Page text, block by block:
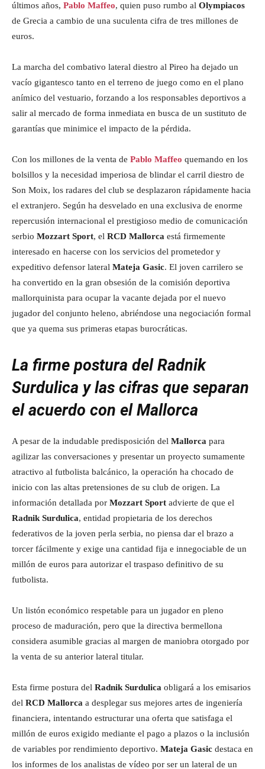
últimos años, Pablo Maffeo, quien puso rumbo al Olympiacos
de Grecia a cambio de una suculenta cifra de tres millones de
euros.
La marcha del combativo lateral diestro al Pireo ha dejado un
vacío gigantesco tanto en el terreno de juego como en el plano
anímico del vestuario, forzando a los responsables deportivos a
salir al mercado de forma inmediata en busca de un sustituto de
garantías que minimice el impacto de la pérdida.
Con los millones de la venta de Pablo Maffeo quemando en los
bolsillos y la necesidad imperiosa de blindar el carril diestro de
Son Moix, los radares del club se desplazaron rápidamente hacia
el extranjero. Según ha desvelado en una exclusiva de enorme
repercusión internacional el prestigioso medio de comunicación
serbio Mozzart Sport, el RCD Mallorca está firmemente
interesado en hacerse con los servicios del prometedor y
expeditivo defensor lateral Mateja Gasic. El joven carrilero se
ha convertido en la gran obsesión de la comisión deportiva
mallorquinista para ocupar la vacante dejada por el nuevo
jugador del conjunto heleno, abriéndose una negociación formal
que ya quema sus primeras etapas burocráticas.
La firme postura del Radnik
Surdulica y las cifras que separan
el acuerdo con el Mallorca
A pesar de la indudable predisposición del Mallorca para
agilizar las conversaciones y presentar un proyecto sumamente
atractivo al futbolista balcánico, la operación ha chocado de
inicio con las altas pretensiones de su club de origen. La
información detallada por Mozzart Sport advierte de que el
Radnik Surdulica, entidad propietaria de los derechos
federativos de la joven perla serbia, no piensa dar el brazo a
torcer fácilmente y exige una cantidad fija e innegociable de un
millón de euros para autorizar el traspaso definitivo de su
futbolista.
Un listón económico respetable para un jugador en pleno
proceso de maduración, pero que la directiva bermellona
considera asumible gracias al margen de maniobra otorgado por
la venta de su anterior lateral titular.
Esta firme postura del Radnik Surdulica obligará a los emisarios
del RCD Mallorca a desplegar sus mejores artes de ingeniería
financiera, intentando estructurar una oferta que satisfaga el
millón de euros exigido mediante el pago a plazos o la inclusión
de variables por rendimiento deportivo. Mateja Gasic destaca en
los informes de los analistas de vídeo por ser un lateral de un